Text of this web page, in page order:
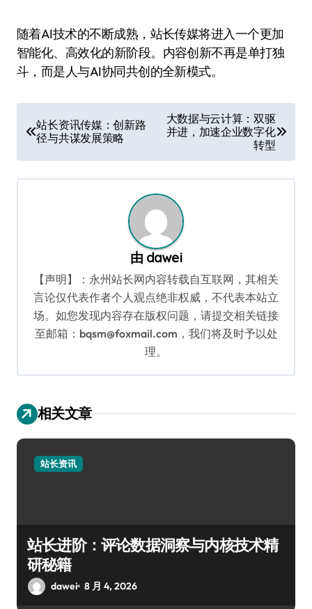
随着AI技术的不断成熟，站长传媒将进入一个更加
智能化、高效化的新阶段。内容创新不再是单打独
斗，而是人与AI协同共创的全新模式。
章
导
航
站长资讯传媒：创新路
径与共谋发展策略
大数据与云计算：双驱
并进，加速企业数字化
转型
由 dawei
【声明】：永州站长网内容转载自互联网，其相关
言论仅代表作者个人观点绝非权威，不代表本站立
场。如您发现内容存在版权问题，请提交相关链接
至邮箱：bqsm@foxmail.com，我们将及时予以处
理。
相关文章
站长资讯
站长进阶：评论数据洞察与内核技术精
研秘籍
dawei 8 月 4, 2026